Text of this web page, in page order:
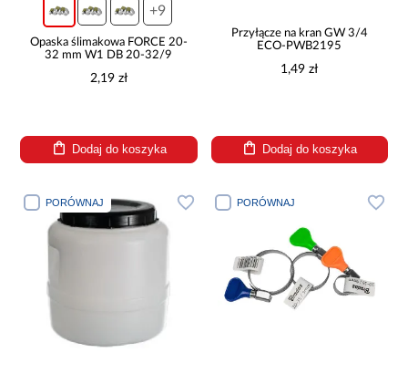
+9
Opaska ślimakowa FORCE 20-
32 mm W1 DB 20-32/9
2,19 zł
Dodaj do koszyka
Przyłącze na kran GW 3/4
ECO-PWB2195
1,49 zł
Dodaj do koszyka
PORÓWNAJ PORÓWNAJ